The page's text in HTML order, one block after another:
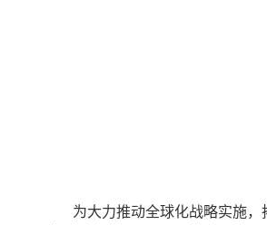
为大力推动全球化战略实施，